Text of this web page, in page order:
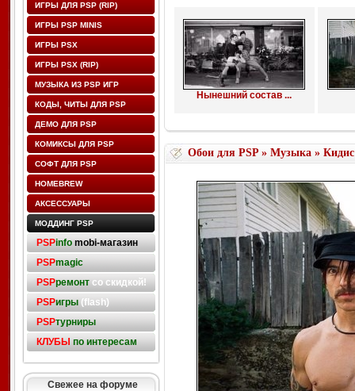
ИГРЫ ДЛЯ PSP (RIP)
ИГРЫ PSP MINIS
ИГРЫ PSX
ИГРЫ PSX (RIP)
МУЗЫКА ИЗ PSP ИГР
КОДЫ, ЧИТЫ ДЛЯ PSP
ДЕМО ДЛЯ PSP
КОМИКСЫ ДЛЯ PSP
СОФТ ДЛЯ PSP
HOMEBREW
АКСЕССУАРЫ
МОДДИНГ PSP
PSPinfo mobi-магазин
PSPmagic
PSPремонтсо скидкой!
PSPигры(flash)
PSPтурниры
КЛУБЫ по интересам
Свежее на форуме
Нынешний состав ...
Обои для PSP» Музыка» Кидис